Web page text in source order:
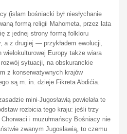
(islam bośniacki był niesłychanie
formą religii Mahometa, przez lata
z jednej strony formą folkloru
a z drugiej — przykładem ewolucji,
wielokulturowej Europy także wiara
sytuacji, na obskuranckie
z konserwatywnych krajów
są m. in. dzieje Fikreta Abdićia.
mini-Jugosławią powielała te
rozbicia tego kraju: jeśli trzy
i muzułmańscy Bośniacy nie
zwanym Jugosławią, to czemu